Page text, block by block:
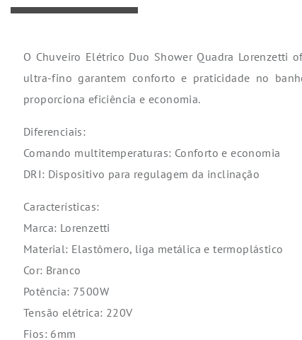
O Chuveiro Elétrico Duo Shower Quadra Lorenzetti
ultra-fino garantem conforto e praticidade no
proporciona eficiência e economia.
Diferenciais:
Comando multitemperaturas: Conforto e economia
DRI: Dispositivo para regulagem da inclinação
Características:
Marca: Lorenzetti
Material: Elastômero, liga metálica e termoplástico
Cor: Branco
Potência: 7500W
Tensão elétrica: 220V
Fios: 6mm